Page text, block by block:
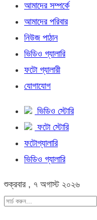
আমাদের সম্পর্কে
আমাদের পরিবার
নিউজ পাঠান
ভিডিও গ্যালারি
ফটো গ্যালারী
যোগাযোগ
ভিডিও স্টোরি
ফটো স্টোরি
ফটোগ্যালারি
ভিডিও গ্যালারি
শুক্রবার , ৭ অগাস্ট ২০২৬